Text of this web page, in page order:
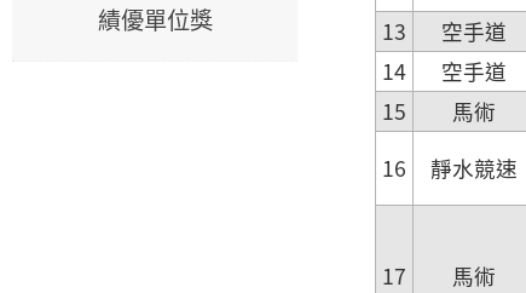
績優單位獎 13 空手道
14
空手道
15
馬術
16
靜水競速
17 馬術